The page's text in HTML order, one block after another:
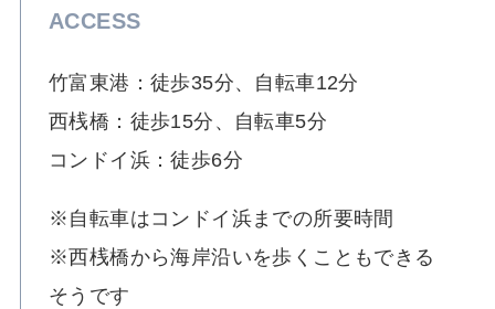
ACCESS
竹富東港：徒歩35分、自転車12分
西桟橋：徒歩15分、自転車5分
コンドイ浜：徒歩6分
※自転車はコンドイ浜までの所要時間
※西桟橋から海岸沿いを歩くこともできる
そうです